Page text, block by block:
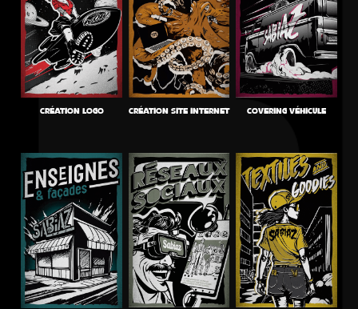
CRÉATION LOGO CRÉATION SITE INTERNET COVERING VÉHICULE